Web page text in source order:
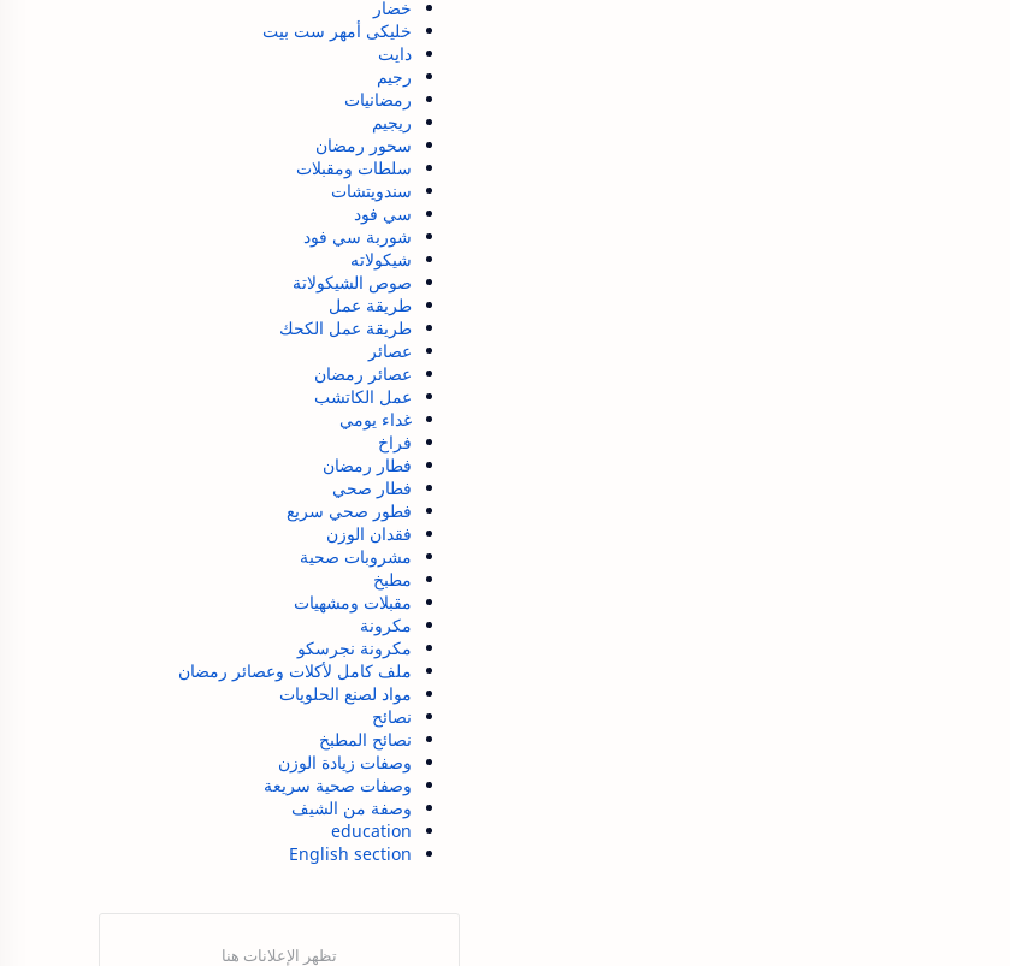
خضار
خليكى أمهر ست بيت
دايت
رجيم
رمضانيات
ريجيم
سحور رمضان
سلطات ومقبلات
سندويتشات
سي فود
شوربة سي فود
شيكولاته
صوص الشيكولاتة
طريقة عمل
طريقة عمل الكحك
عصائر
عصائر رمضان
عمل الكاتشب
غداء يومي
فراخ
فطار رمضان
فطار صحي
فطور صحي سريع
فقدان الوزن
مشروبات صحية
مطبخ
مقبلات ومشهيات
مكرونة
مكرونة نجرسكو
ملف كامل لأكلات وعصائر رمضان
مواد لصنع الحلويات
نصائح
نصائح المطبخ
وصفات زيادة الوزن
وصفات صحية سريعة
وصفة من الشيف
education
English section